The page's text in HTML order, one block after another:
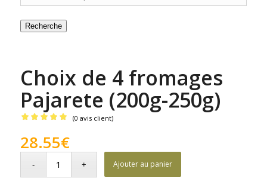
Recherche
Choix de 4 fromages
Pajarete (200g-250g)
sur 5 basé
(0 avis client)
28.55€
Ajouter au panier